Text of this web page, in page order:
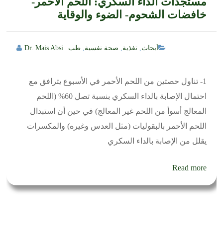
خافضات الشحوم- الضوء والوقاية
Dr. Mais Absi أبحاث تغذية صحة نفسية طب
1- تناول حصتين من اللحم الأحمر في الأسبوع يترافق مع
احتمال الإصابة بالداء السكري بنسبة تصل 60% (اللحم
المعالج أسوأ من اللحم غير المعالج) في حين أن استبدال
اللحم الأحمر بالبقوليات (مثل العدس وغيره) والمكسرات
يقلل من الإصابة بالداء السكري
Read more